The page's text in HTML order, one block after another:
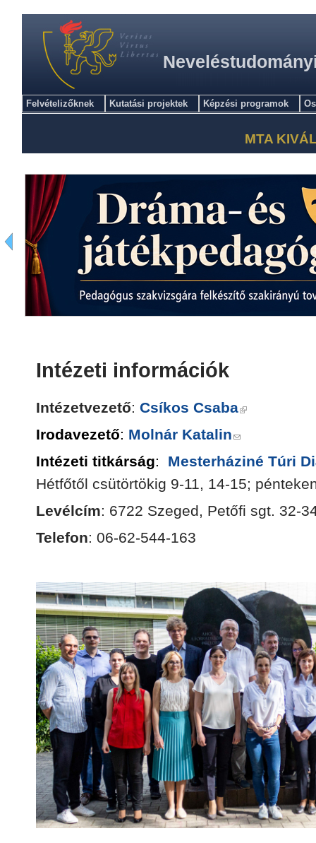
Felvételizőknek Kutatási projektek Képzési programok
MTA
Intézeti információk
Intézetvezető: Csíkos Csaba
Irodavezető: Molnár Katalin
Intézeti titkárság:
Mesterháziné Túri
Hétfőtől csütörtökig 9-11, 14-15;
Levélcím: 6722 Szeged, Petőfi sgt. 32-
Telefon: 06-62-544-163